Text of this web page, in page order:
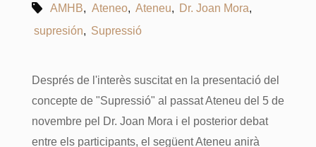
AMHB, Ateneo, Ateneu, Dr. Joan Mora,
supresión, Supressió
Després de l'interès suscitat en la presentació del
concepte de "Supressió" al passat Ateneu del 5 de
novembre pel Dr. Joan Mora i el posterior debat
entre els participants, el següent Ateneu anirà